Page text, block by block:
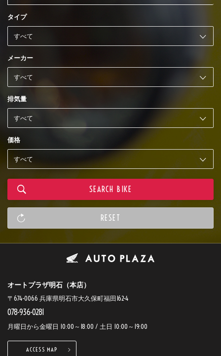
タイプ
メーカー
排気量
価格
オートプラザ明石（本店）
〒674-0066 兵庫県明石市大久保町福田162-4
078-936-0281
月曜日から金曜日 10:00～18:00 / 土日 10:00～19:00
ACCESS MAP